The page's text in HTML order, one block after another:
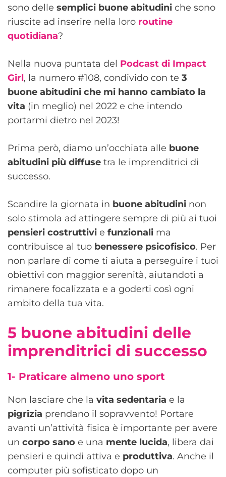
sono delle semplici buone abitudini che sono
riuscite ad inserire nella loro routine
quotidiana?
Nella nuova puntata del Podcast di Impact
Girl, la numero #108, condivido con te 3
buone abitudini che mi hanno cambiato la
vita (in meglio) nel 2022 e che intendo
portarmi dietro nel 2023!
Prima però, diamo un’occhiata alle buone
abitudini più diffuse tra le imprenditrici di
successo.
Scandire la giornata in buone abitudini non
solo stimola ad attingere sempre di più ai tuoi
pensieri costruttivi e funzionali ma
contribuisce al tuo benessere psicofisico. Per
non parlare di come ti aiuta a perseguire i tuoi
obiettivi con maggior serenità, aiutandoti a
rimanere focalizzata e a goderti così ogni
ambito della tua vita.
5 buone abitudini delle
imprenditrici di successo
1- Praticare almeno uno sport
Non lasciare che la vita sedentaria e la
pigrizia prendano il sopravvento! Portare
avanti un’attività fisica è importante per avere
un corpo sano e una mente lucida, libera dai
pensieri e quindi attiva e produttiva. Anche il
computer più sofisticato dopo un